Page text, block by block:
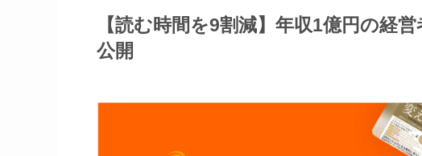
【読む時間を9割減】年収1億円の経
公開